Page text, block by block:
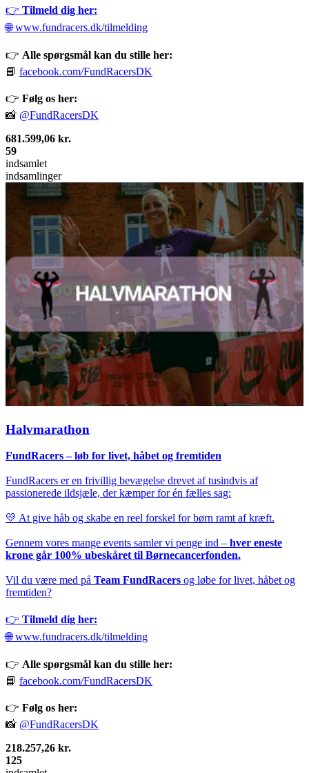
👉 Tilmeld dig her:
🌐www.fundracers.dk/tilmelding
👉 Alle spørgsmål kan du stille her:
📘 facebook.com/FundRacersDK
👉 Følg os her:
📸 @FundRacersDK
681.599,06 kr.
59
indsamlet
indsamlinger
Halvmarathon
FundRacers – løb for livet, håbet og fremtiden
FundRacers er en frivillig bevægelse drevet af tusindvis af
passionerede ildsjæle, der kæmper for én fælles sag:
💛 At give håb og skabe en reel forskel for børn ramt af kræft.
Gennem vores mange events samler vi penge ind – hver eneste
krone går 100% ubeskåret til Børnecancerfonden.
Vil du være med på Team FundRacers og løbe for livet, håbet og
fremtiden?
👉 Tilmeld dig her:
🌐www.fundracers.dk/tilmelding
👉 Alle spørgsmål kan du stille her:
📘 facebook.com/FundRacersDK
👉 Følg os her:
📸 @FundRacersDK
218.257,26 kr.
125